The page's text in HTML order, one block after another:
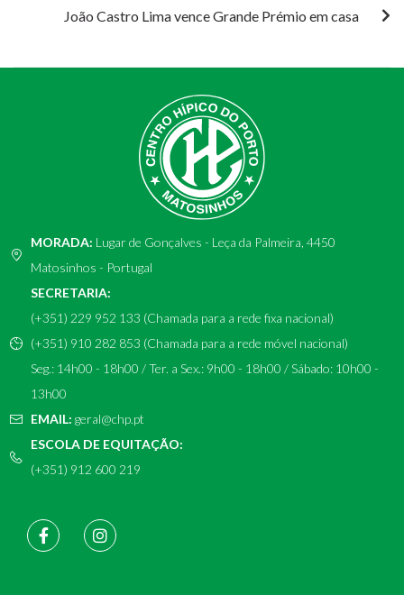
João Castro Lima vence Grande Prémio em casa
MORADA: Lugar de Gonçalves - Leça da Palmeira, 4450
Matosinhos - Portugal
SECRETARIA:
(+351) 229 952 133 (Chamada para a rede fixa nacional)
(+351) 910 282 853 (Chamada para a rede móvel nacional)
Seg.: 14h00 - 18h00 / Ter. a Sex.: 9h00 - 18h00 / Sábado: 10h00 -
13h00
EMAIL: geral@chp.pt
ESCOLA DE EQUITAÇÃO:
(+351) 912 600 219